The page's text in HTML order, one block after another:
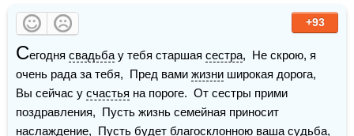
+93
Сегодня свадьба у тебя старшая сестра,  Не скрою, я
очень рада за тебя,  Пред вами жизни широкая дорога,
Вы сейчас у счастья на пороге.  От сестры прими
поздравления,  Пусть жизнь семейная приносит
наслаждение,  Пусть будет благосклонною ваша судьба,